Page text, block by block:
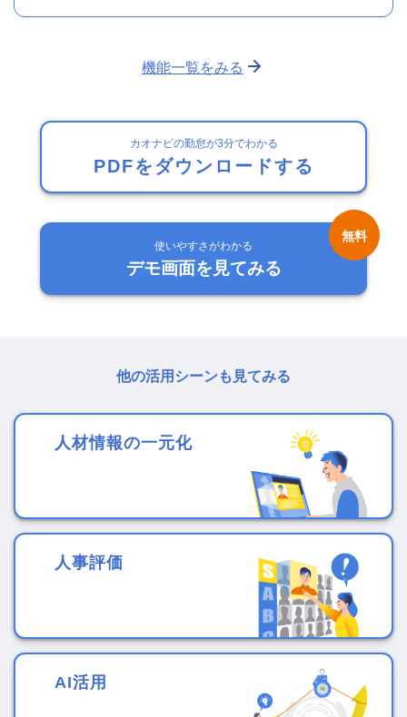
機能一覧をみる
カオナビの勤怠が3分でわかる
PDFをダウンロードする
使いやすさがわかる
デモ画面を見てみる
他の活用シーンも見てみる
人材情報の一元化
人事評価
AI活用